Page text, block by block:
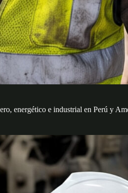
energético e industrial en Perú y